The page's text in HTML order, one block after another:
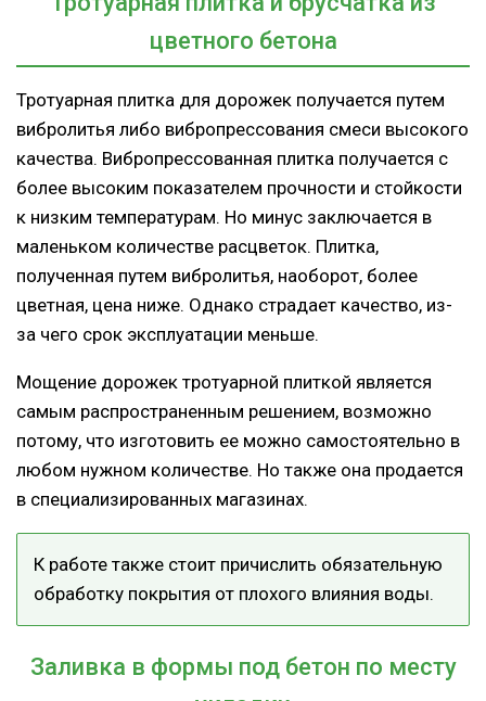
цветного бетона
Тротуарная плитка для дорожек получается путем
вибролитья либо вибропрессования смеси высокого
качества. Вибропрессованная плитка получается с
более высоким показателем прочности и стойкости
к низким температурам. Но минус заключается в
маленьком количестве расцветок. Плитка,
полученная путем вибролитья, наоборот, более
цветная, цена ниже. Однако страдает качество, из-
за чего срок эксплуатации меньше.
Мощение дорожек тротуарной плиткой является
самым распространенным решением, возможно
потому, что изготовить ее можно самостоятельно в
любом нужном количестве. Но также она продается
в специализированных магазинах.
К работе также стоит причислить обязательную
обработку покрытия от плохого влияния воды.
Заливка в формы под бетон по месту